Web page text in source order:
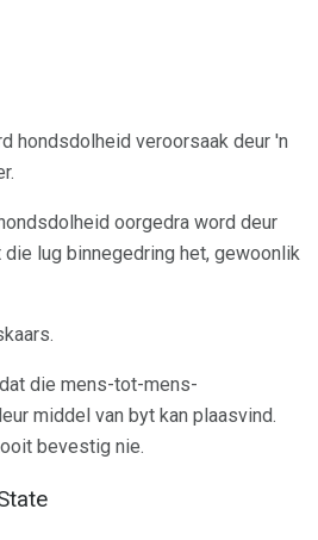
hondsdolheid veroorsaak deur 'n
oorgedra word deur
lug binnegedring het, gewoonlik
die mens-tot-mens-
middel van byt kan plaasvind.
bevestig nie.